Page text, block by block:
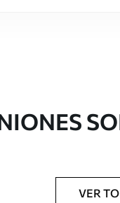
en rollos de hasta 50
VER